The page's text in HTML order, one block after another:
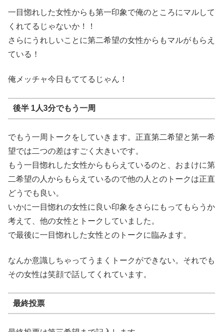
一目惚れした女性からも第一印象で俺のところにマルして
くれてるじゃないか！！
さらにうれしいことに第二希望の女性からもマルがもらえ
ている！
俺メッチャ今日もててるじゃん！
後半 1人3分でもう一周
でもう一周トークをしていきます。正直第二希望と第一希
望では二つの差はすごく大きいです。
もう一目惚れした女性からもらえているのと、おまけに第
二希望の人からもらえているので他の人とのトークは正直
どうでも良い。
いかに一目惚れの女性に良い印象をさらにもってもらうか
考えて、他の女性とトークしていました。
で最後に一目惚れした女性とのトークに臨みます。
なんか意識しちゃってうまくトークができない。それでも
その女性は笑顔で話してくれています。
最終投票